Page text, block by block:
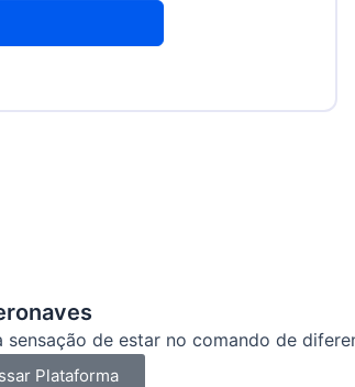
de estar no comando de
Plataforma